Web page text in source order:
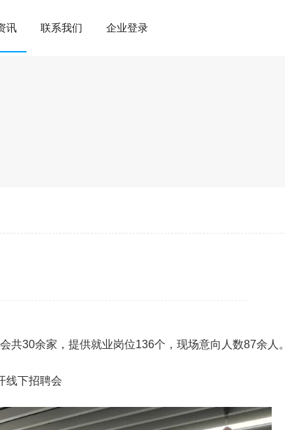
讯 联系我们 企业登录
30余家，提供就业岗位136个，现场意向人数87余人。
线下招聘会